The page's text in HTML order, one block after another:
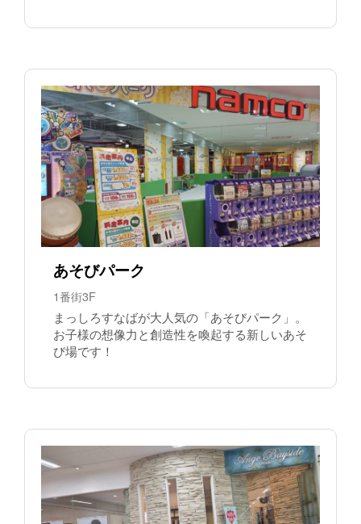
あそびパーク
1番街3F
まっしろすなばが大人気の「あそびパーク」。
お子様の想像力と創造性を喚起する新しいあそ
び場です！